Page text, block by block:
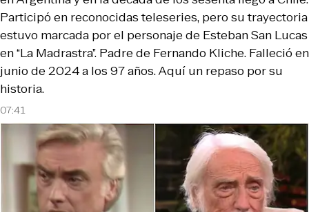
07:41
Participó en reconocidas teleseries, pero su trayectoria
estuvo marcada por el personaje de Esteban San Lucas
en “La Madrastra”. Padre de Fernando Kliche. Falleció en
junio de 2024 a los 97 años. Aquí un repaso por su
historia.